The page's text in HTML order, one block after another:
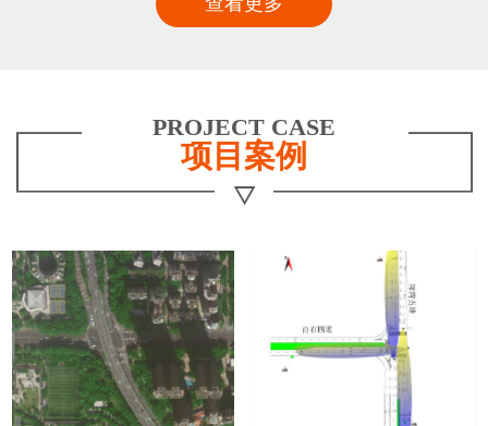
PROJECT CASE
项目案例